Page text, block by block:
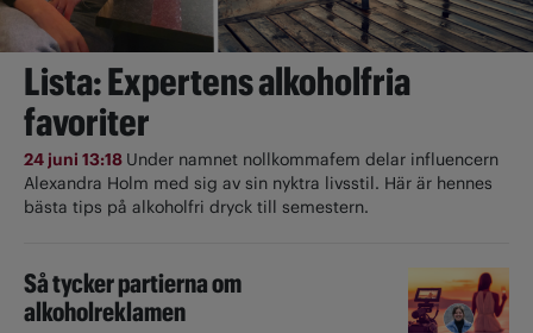
Lista: Expertens alkoholfria
favoriter
24 juni 13:18 Under namnet nollkommafem delar influencern
Alexandra Holm med sig av sin nyktra livsstil. Här är hennes
bästa tips på alkoholfri dryck till semestern.
Så tycker partierna om
alkoholreklamen